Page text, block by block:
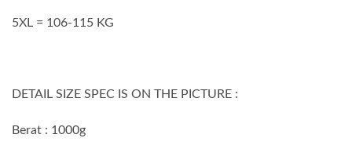
5XL = 106-115 KG
DETAIL SIZE SPEC IS ON THE PICTURE :
Berat : 1000g